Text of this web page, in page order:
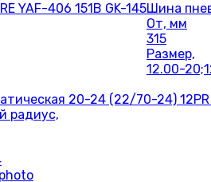
YAF-406 151B GK-145Шина
От, мм
315
Размер,
12.00-
20-24 (22/70-24) 12PR
радиус,